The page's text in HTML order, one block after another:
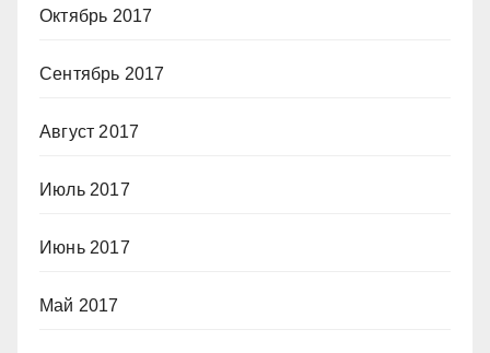
Октябрь 2017
Сентябрь 2017
Август 2017
Июль 2017
Июнь 2017
Май 2017